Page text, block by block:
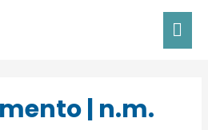
| n.m.